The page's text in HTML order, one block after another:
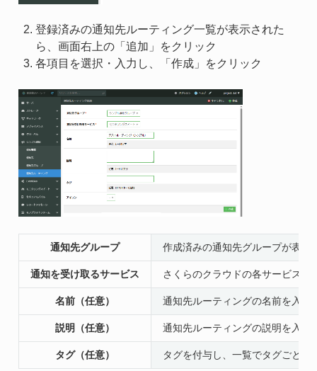
登録済みの通知先ルーティング一覧が表示された
ら、画面右上の「追加」をクリック
各項目を選択・入力し、「作成」をクリック
通知先グループ 作成済みの通知先グループが表示
通知を受け取るサービス さくらのクラウドの各サービス
名前（任意） 通知先ルーティングの名前を入力
説明（任意） 通知先ルーティングの説明を入力
タグ（任意） タグを付与し、一覧でタグごと